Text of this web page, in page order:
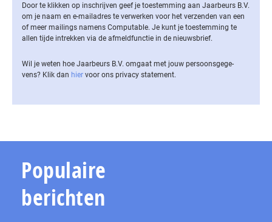
Door te klikken op inschrijven geef je toestemming aan Jaarbeurs B.V.
om je naam en e-mailadres te verwerken voor het verzenden van een
of meer mailings namens Computable. Je kunt je toestemming te
allen tijde intrekken via de af­meld­func­tie in de nieuwsbrief.
Wil je weten hoe Jaarbeurs B.V. omgaat met jouw per­soons­ge­ge­
vens? Klik dan hier voor ons privacy statement.
Populaire
berichten